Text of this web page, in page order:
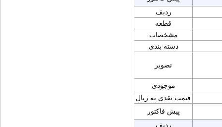
ردیف
قطعه
مشخصات
دسته بندی
تصویر
موجودی
قیمت نقدی به ریال
پیش فاکتور
ردیف